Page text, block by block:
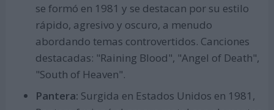
se formó en 1981 y se destacan por su estilo
rápido, agresivo y oscuro, a menudo
abordando temas controvertidos. Canciones
destacadas: "Raining Blood", "Angel of Death",
"South of Heaven".
Pantera: Surgida en Estados Unidos en 1981,